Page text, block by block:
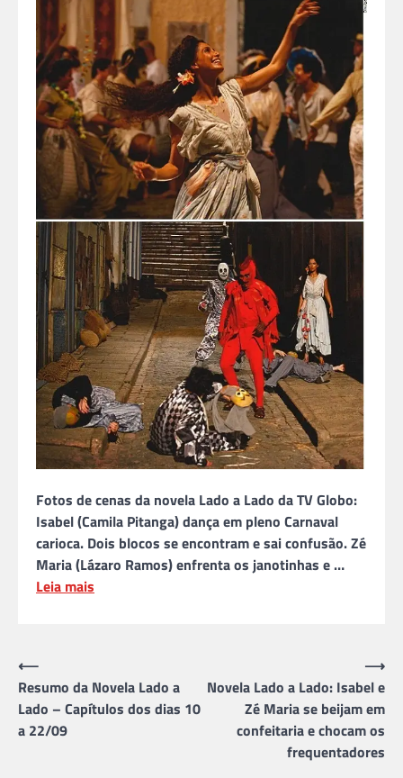
Fotos de cenas da novela Lado a Lado da TV Globo:
Isabel (Camila Pitanga) dança em pleno Carnaval
carioca. Dois blocos se encontram e sai confusão. Zé
Maria (Lázaro Ramos) enfrenta os janotinhas e …
Leia mais
Navegação
de
Post
⟵
Resumo da Novela Lado a
Lado – Capítulos dos dias 10
a 22/09
Novela Lado a Lado: Isabel e
Zé Maria se beijam em
confeitaria e chocam os
frequentadores
⟶